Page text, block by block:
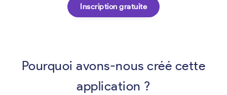
Inscription gratuite
Pourquoi avons-nous créé cette
application ?